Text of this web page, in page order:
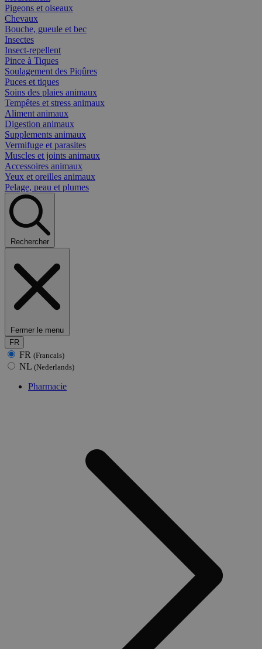
Pigeons et oiseaux
Chevaux
Bouche, gueule et bec
Insectes
Insect-repellent
Pince à Tiques
Soulagement des Piqûres
Puces et tiques
Soins des plaies animaux
Tempêtes et stress animaux
Aliment animaux
Digestion animaux
Supplements animaux
Vermifuge et parasites
Muscles et joints animaux
Accessoires animaux
Yeux et oreilles animaux
Pelage, peau et plumes
Rechercher
Fermer le menu
FR
FR (Francais)
NL (Nederlands)
Pharmacie